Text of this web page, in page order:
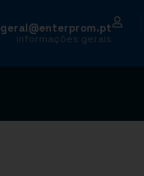
geral@enterprom.pt
informações gerais